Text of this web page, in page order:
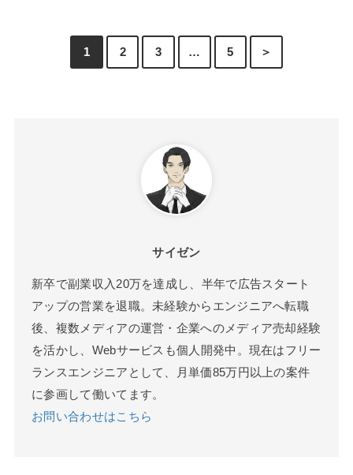
1 2 3 … 5 ＞
サイゼン
新卒で副業収入20万を達成し、半年で広告スタート
アップの営業を退職。未経験からエンジニアへ転職
後、複数メディアの運営・企業へのメディア売却経験
を活かし、Webサービスも個人開発中。現在はフリー
ランスエンジニアとして、月単価85万円以上の案件
に参画して働いてます。
お問い合わせはこちら